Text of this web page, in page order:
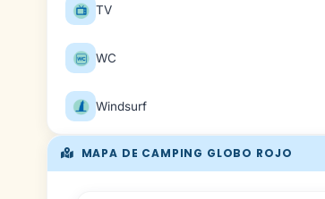
TV
WC
Windsurf
MAPA DE CAMPING GLOBO ROJO